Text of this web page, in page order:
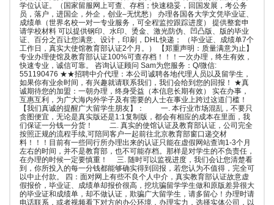
学位认证。（国家留服网上可查、存档；快速稳妥，回国发展，考公务
员，落户，进国企，外企，创业–无忧愁） 办理各国各大学文凭毕业证、
成绩单（世界名校一对一专业服务，可全程监控跟踪进度） 提供整套申
请学校材料 可以提供钢印、水印、烫金、激光防伪、凹凸版、版的毕业
证、百分之百让您满意、设计，印刷，DHL快递； （毕业证、成绩单7个
工作日，真实大使馆教育部认证2个月。） 【郑重声明：质量满意为止】
专业办理使馆及教育部认证100%可查存档！！！一次办理，终生有效，
快速专业，诚信可靠。 咨询认证顾问 Sam为您服务：Q/微信:
551190476 ★★招聘中介代理：本公司诚聘各地代理人员以及留学生，
如果你有业余时间，有兴趣就请联系我们，我们会给到您的回报！ ★真
诚期待您的加盟：一朝办理，终身受益（本信息长期有效） 实在办事，
互惠互利，为广大海内外学子及有需要的人士在事业上跨过这道门槛！
【我们真诚的提醒广大留学生朋友】： 一. 本行业市场混乱，不要只
贪图便宜，无论是真实版还是1:1复制版，都会有相应的成本在里面，我
们保证一分钱一分货！ 二. 真实的使馆认证及教育部认证，公司完全
按照正规的流程手续,可陪同客户一起前往北京教育部窗口递交材
料！！！目前有一些同行所办理出来的认证只能在虚假网站查询1-3个月
左右的时间，并不是教育部，也不可能存档。那样是对学生的不负责任，
在办理的时候一定要慎重！ 三. 随时可以监视进度，我们会让您清楚看
到，你所投入的每一分钱都能够确实得到回报，若您认为不值得，完全可
以中止付款。 四：面对网上有些不良个人中介，真实教育部认证故意虚
假报价，毕业证、成绩单却报价很高，挖坑骗留学学生做和原版差异很大
的毕业证和成绩单，却不做认证，欺骗广大留学生，请多留心！办理时请
电话联系，或者视频看下对方的办公环境，办理实力，选择实体公司，以